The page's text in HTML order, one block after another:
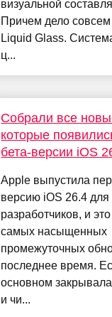
визуальной
Причем дело
Liquid Glass.
ц...
Собрали все
которые
бета-версии iOS
Apple выпустила
версию iOS 26.4 для
разработчиков, и
самых насыщенных
промежуточных
последнее время.
основном
и чи...